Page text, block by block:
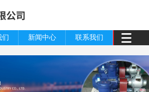
们 新闻中心 联系我们